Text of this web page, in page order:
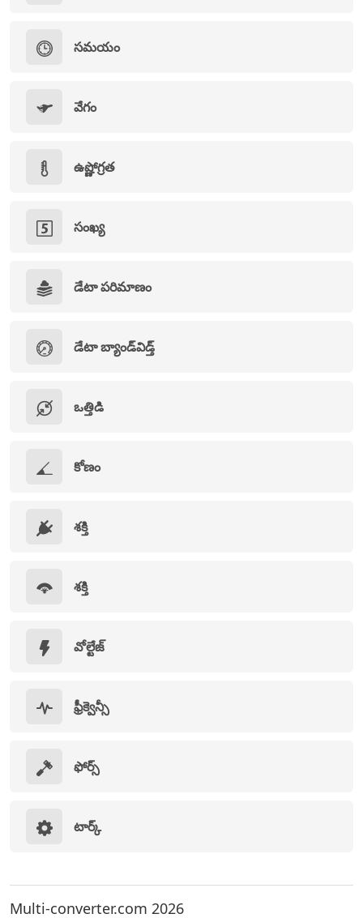
సమయం
వేగం
ఉష్ణోగ్రత
సంఖ్య
డేటా పరిమాణం
డేటా బ్యాండ్‌విడ్త్
ఒత్తిడి
కోణం
శక్తి
శక్తి
వోల్టేజ్
ఫ్రీక్వెన్సీ
ఫోర్స్
టార్క్
Multi-converter.com 2026